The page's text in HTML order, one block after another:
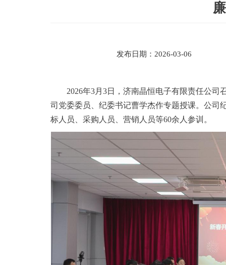
发布日期：2026-03-06
2026年3月3日，济南晶恒电子有限责任公
司党委委员、纪委书记曹学杰作专题授课。公司
标人员、采购人员、营销人员等60余人参训。